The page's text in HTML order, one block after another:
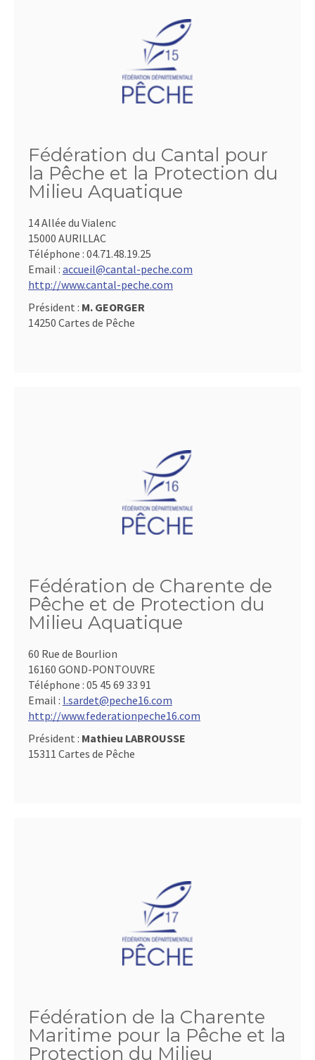
Fédération du Cantal pour
la Pêche et la Protection du
Milieu Aquatique
14 Allée du Vialenc
15000 AURILLAC
Téléphone : 04.71.48.19.25
Email : accueil@cantal-peche.com
http://www.cantal-peche.com
Président : M. GEORGER
14250 Cartes de Pêche
Fédération de Charente de
Pêche et de Protection du
Milieu Aquatique
60 Rue de Bourlion
16160 GOND-PONTOUVRE
Téléphone : 05 45 69 33 91
Email : l.sardet@peche16.com
http://www.federationpeche16.com
Président : Mathieu LABROUSSE
15311 Cartes de Pêche
Fédération de la Charente
Maritime pour la Pêche et la
Protection du Milieu